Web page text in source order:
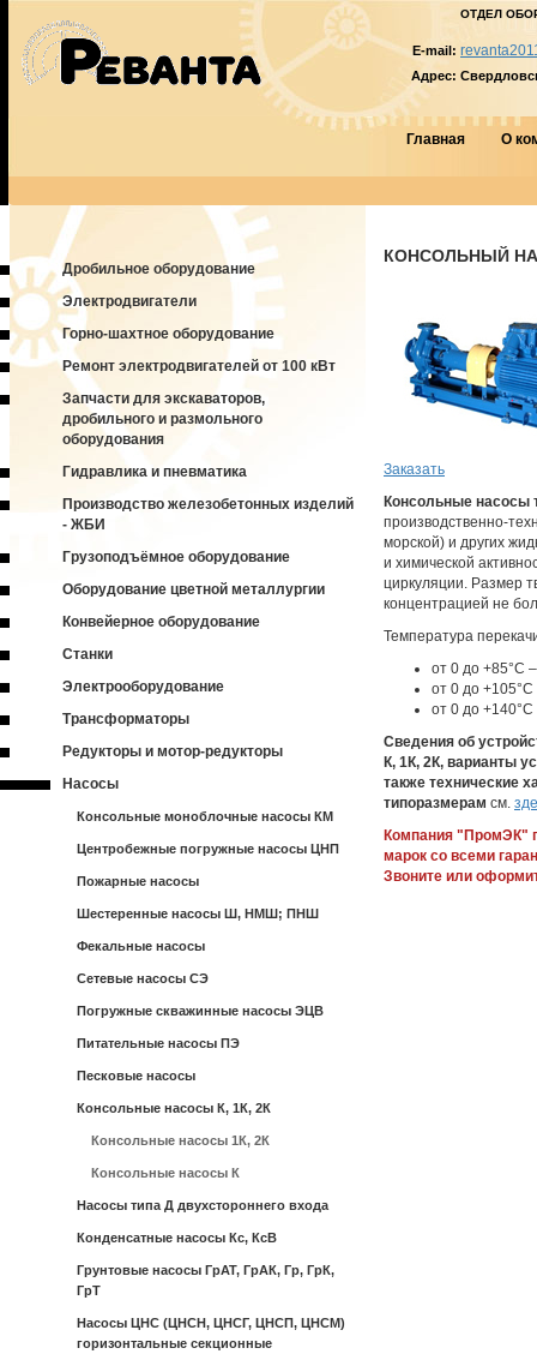
ОТДЕЛ
E-mail:
Адрес:
Главная О
Дробильное оборудование
Электродвигатели
Горно-шахтное оборудование
Ремонт электродвигателей от 100 кВт
Запчасти для экскаваторов,
дробильного и размольного
оборудования
Гидравлика и пневматика
Производство железобетонных изделий
- ЖБИ
Грузоподъёмное оборудование
Оборудование цветной металлургии
Конвейерное оборудование
Станки
Электрооборудование
Трансформаторы
Редукторы и мотор-редукторы
Насосы
Консольные моноблочные насосы КМ
Центробежные погружные насосы ЦНП
Пожарные насосы
Шестеренные насосы Ш, НМШ; ПНШ
Фекальные насосы
Сетевые насосы СЭ
Погружные скважинные насосы ЭЦВ
Питательные насосы ПЭ
Песковые насосы
Консольные насосы К, 1К, 2К
Консольные насосы 1К, 2К
Консольные насосы К
Насосы типа Д двухстороннего входа
Конденсатные насосы Кс, КсВ
Грунтовые насосы ГрАТ, ГрАК, Гр, ГрК,
ГрТ
Насосы ЦНС (ЦНСН, ЦНСГ, ЦНСП, ЦНСМ)
горизонтальные секционные
КОНСОЛЬНЫЙ
Заказать
Консольные насосы
производственно-
морской) и других
и химической
циркуляции. Размер
концентрацией не
Температура
от 0 до +85°С
от 0 до
от 0 до
Сведения об
К, 1К, 2К, варианты
также технические
типоразмерам см.
Компания "ПромЭК"
марок со всеми
Звоните или